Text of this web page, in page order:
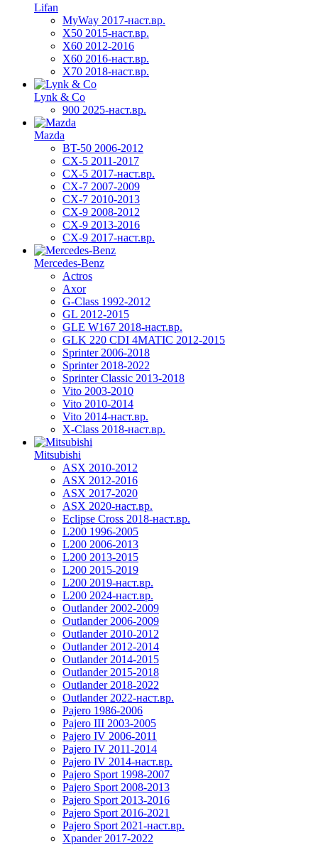
Lifan
MyWay 2017-наст.вр.
X50 2015-наст.вр.
X60 2012-2016
X60 2016-наст.вр.
X70 2018-наст.вр.
Lynk & Co
900 2025-наст.вр.
Mazda
BT-50 2006-2012
CX-5 2011-2017
CX-5 2017-наст.вр.
CX-7 2007-2009
CX-7 2010-2013
CX-9 2008-2012
CX-9 2013-2016
CX-9 2017-наст.вр.
Mercedes-Benz
Actros
Axor
G-Class 1992-2012
GL 2012-2015
GLE W167 2018-наст.вр.
GLK 220 CDI 4MATIC 2012-2015
Sprinter 2006-2018
Sprinter 2018-2022
Sprinter Classic 2013-2018
Vito 2003-2010
Vito 2010-2014
Vito 2014-наст.вр.
X-Class 2018-наст.вр.
Mitsubishi
ASX 2010-2012
ASX 2012-2016
ASX 2017-2020
ASX 2020-наст.вр.
Eclipse Cross 2018-наст.вр.
L200 1996-2005
L200 2006-2013
L200 2013-2015
L200 2015-2019
L200 2019-наст.вр.
L200 2024-наст.вр.
Outlander 2002-2009
Outlander 2006-2009
Outlander 2010-2012
Outlander 2012-2014
Outlander 2014-2015
Outlander 2015-2018
Outlander 2018-2022
Outlander 2022-наст.вр.
Pajero 1986-2006
Pajero III 2003-2005
Pajero IV 2006-2011
Pajero IV 2011-2014
Pajero IV 2014-наст.вр.
Pajero Sport 1998-2007
Pajero Sport 2008-2013
Pajero Sport 2013-2016
Pajero Sport 2016-2021
Pajero Sport 2021-наст.вр.
Xpander 2017-2022